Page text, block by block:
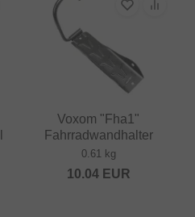
Voxom "Fha1"
Fahrradwandhalter
0.61 kg
10.04EUR